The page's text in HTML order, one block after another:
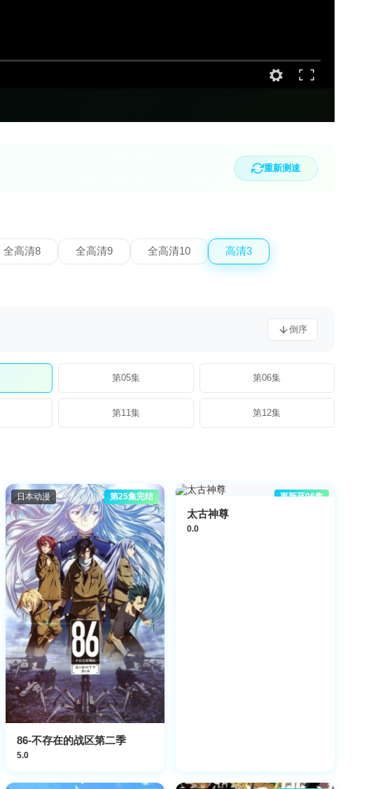
重新测速
全高清8 全高清9 全高清10 高清3
倒序
第05集 第06集
第11集 第12集
日本动漫 第25集完结
86-不存在的战区第二季
5.0
更新至06集
太古神尊
0.0